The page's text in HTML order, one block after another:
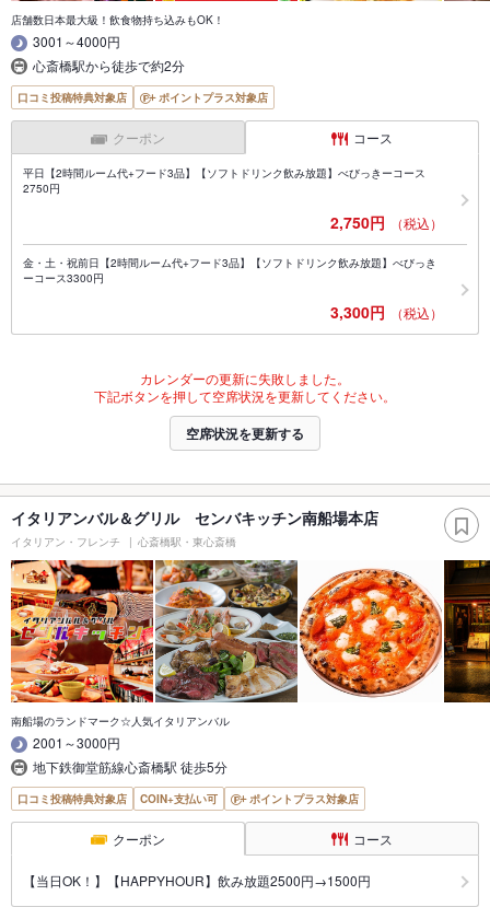
店舗数日本最大級！飲食物持ち込みもOK！
3001～4000円
心斎橋駅から徒歩で約2分
口コミ投稿特典対象店 ポイントプラス対象店
クーポン コース
平日【2時間ルーム代+フード3品】【ソフトドリンク飲み放題】べびっきーコース
2750円
2,750円 （税込）
金・土・祝前日【2時間ルーム代+フード3品】【ソフトドリンク飲み放題】べびっき
ーコース3300円
3,300円 （税込）
カレンダーの更新に失敗しました。
下記ボタンを押して空席状況を更新してください。
空席状況を更新する
イタリアンバル＆グリル センバキッチン南船場本店
イタリアン・フレンチ 心斎橋駅・東心斎橋
南船場のランドマーク☆人気イタリアンバル
2001～3000円
地下鉄御堂筋線心斎橋駅 徒歩5分
口コミ投稿特典対象店 COIN+支払い可 ポイントプラス対象店
クーポン コース
【当日OK！】【HAPPYHOUR】飲み放題2500円→1500円